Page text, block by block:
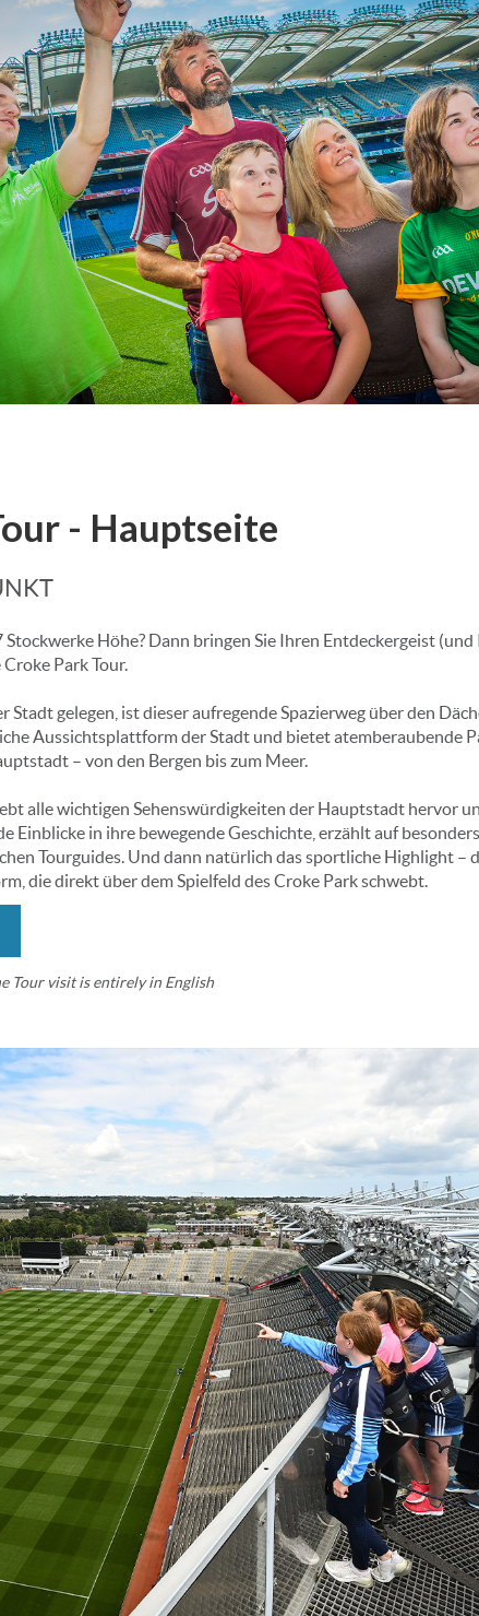
- Hauptseite
Stockwerke Höhe? Dann bringen Sie Ihren Entdeckergeist
Croke Park Tour.
Stadt gelegen, ist dieser aufregende Spazierweg über den
Aussichtsplattform der Stadt und bietet atemberaubende
– von den Bergen bis zum Meer.
alle wichtigen Sehenswürdigkeiten der Hauptstadt hervor
Einblicke in ihre bewegende Geschichte, erzählt auf
Tourguides. Und dann natürlich das sportliche Highlight –
die direkt über dem Spielfeld des Croke Park schwebt.
Tour visit is entirely in English